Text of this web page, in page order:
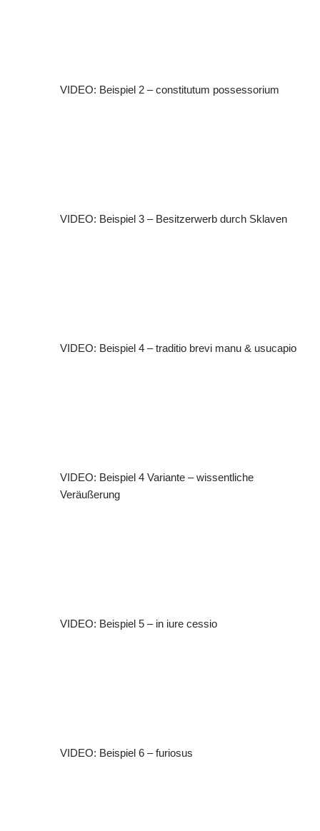
VIDEO: Beispiel 2 – constitutum possessorium
VIDEO: Beispiel 3 – Besitzerwerb durch Sklaven
VIDEO: Beispiel 4 – traditio brevi manu & usucapio
VIDEO: Beispiel 4 Variante – wissentliche
Veräußerung
VIDEO: Beispiel 5 – in iure cessio
VIDEO: Beispiel 6 – furiosus